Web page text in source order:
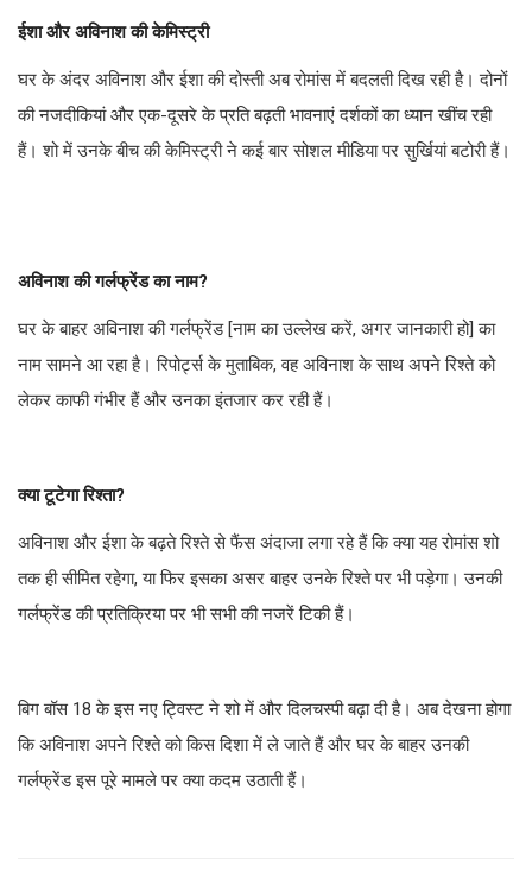
ईशा और अविनाश की केमिस्ट्री
घर के अंदर अविनाश और ईशा की दोस्ती अब रोमांस में बदलती दिख रही है। दोनों
की नजदीकियां और एक-दूसरे के प्रति बढ़ती भावनाएं दर्शकों का ध्यान खींच रही
हैं। शो में उनके बीच की केमिस्ट्री ने कई बार सोशल मीडिया पर सुर्खियां बटोरी हैं।
अविनाश की गर्लफ्रेंड का नाम?
घर के बाहर अविनाश की गर्लफ्रेंड [नाम का उल्लेख करें, अगर जानकारी हो] का
नाम सामने आ रहा है। रिपोर्ट्स के मुताबिक, वह अविनाश के साथ अपने रिश्ते को
लेकर काफी गंभीर हैं और उनका इंतजार कर रही हैं।
क्या टूटेगा रिश्ता?
अविनाश और ईशा के बढ़ते रिश्ते से फैंस अंदाजा लगा रहे हैं कि क्या यह रोमांस शो
तक ही सीमित रहेगा, या फिर इसका असर बाहर उनके रिश्ते पर भी पड़ेगा। उनकी
गर्लफ्रेंड की प्रतिक्रिया पर भी सभी की नजरें टिकी हैं।
बिग बॉस 18 के इस नए ट्विस्ट ने शो में और दिलचस्पी बढ़ा दी है। अब देखना होगा
कि अविनाश अपने रिश्ते को किस दिशा में ले जाते हैं और घर के बाहर उनकी
गर्लफ्रेंड इस पूरे मामले पर क्या कदम उठाती हैं।